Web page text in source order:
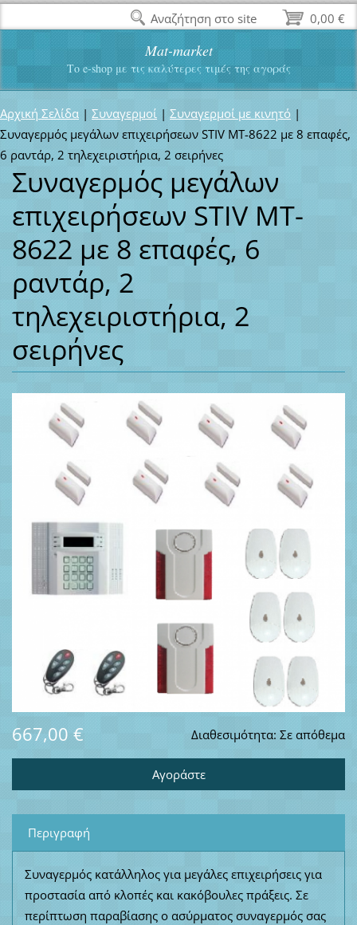
Mat-market
Το e-shop με τις καλύτερες τιμές της αγοράς
Αρχική Σελίδα | Συναγερμοί | Συναγερμοί με κινητό |
Συναγερμός μεγάλων επιχειρήσεων STIV MT-8622 με 8 επαφές,
6 ραντάρ, 2 τηλεχειριστήρια, 2 σειρήνες
Συναγερμός μεγάλων
επιχειρήσεων STIV MT-
8622 με 8 επαφές, 6
ραντάρ, 2
τηλεχειριστήρια, 2
σειρήνες
Διαθεσιμότητα: Σε απόθεμα
667,00 €
Περιγραφή
Συναγερμός κατάλληλος για μεγάλες επιχειρήσεις για
προστασία από κλοπές και κακόβουλες πράξεις. Σε
περίπτωση παραβίασης ο ασύρματος συναγερμός σας
0,00 €
Αναζήτηση στο site